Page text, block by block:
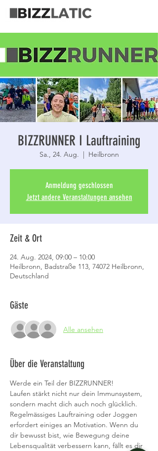
BIZZRUNNER I Lauftraining
Sa., 24. Aug.
  |
Heilbronn
Anmeldung geschlossen
Jetzt andere Veranstaltungen ansehen
Zeit & Ort
24. Aug. 2024, 09:00 – 10:00
Heilbronn, Badstraße 113, 74072 Heilbronn,
Deutschland
Gäste
Alle ansehen
Über die Veranstaltung
Werde ein Teil der BIZZRUNNER!
Laufen stärkt nicht nur dein Immunsystem,
sondern macht dich auch noch glücklich.
Regelmässiges Lauftraining oder Joggen
erfordert einiges an Motivation. Wenn du
dir bewusst bist, wie Bewegung deine
Lebensqualität verbessern kann, fällt es dir